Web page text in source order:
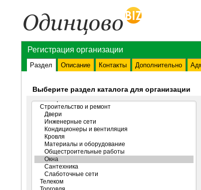
Регистрация организации
Раздел Описание Контакты Дополнительно
Выберите раздел каталога для организации